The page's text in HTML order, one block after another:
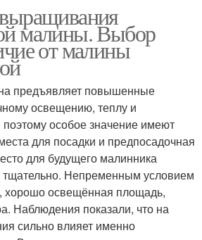
малины. Выбор
от малины
предъявляет повышенные
освещению, теплу и
особое значение имеют
для посадки и предпосадочная
для будущего малинника
Непременным условием
хорошо освещённая площадь,
Наблюдения показали, что на
сильно влияет именно